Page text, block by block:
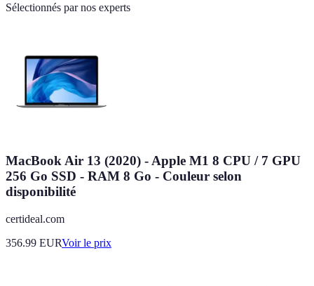
Sélectionnés par nos experts
MacBook Air 13 (2020) - Apple M1 8 CPU / 7 GPU
256 Go SSD - RAM 8 Go - Couleur selon
disponibilité
certideal.com
356.99 EURVoir le prix